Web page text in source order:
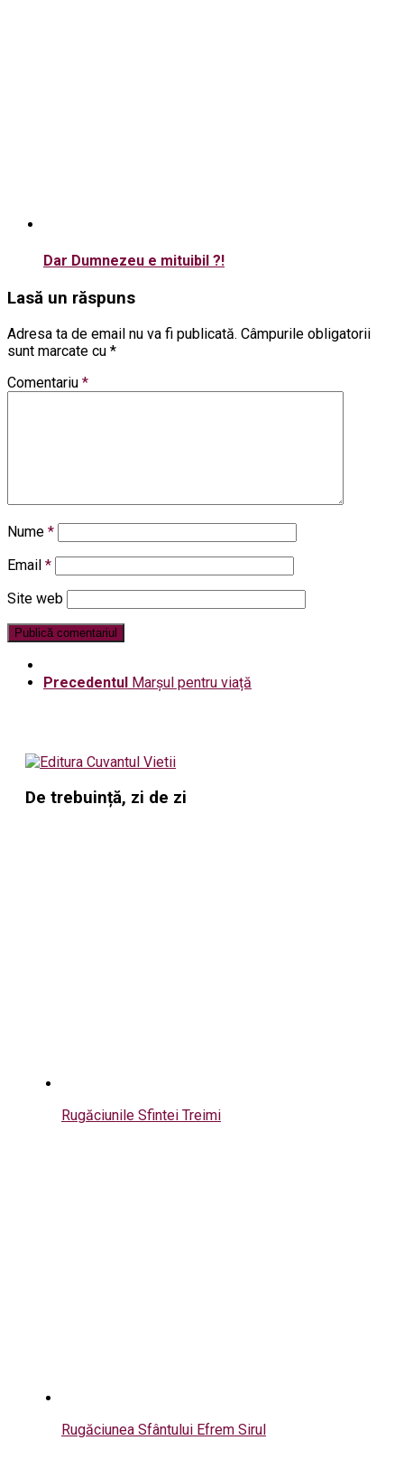
Dar Dumnezeu e mituibil ?!
Lasă un răspuns
Adresa ta de email nu va fi publicată. Câmpurile obligatorii
sunt marcate cu *
Comentariu *
Nume *
Email *
Site web
Precedentul Marșul pentru viață
De trebuință, zi de zi
Rugăciunile Sfintei Treimi
Rugăciunea Sfântului Efrem Sirul